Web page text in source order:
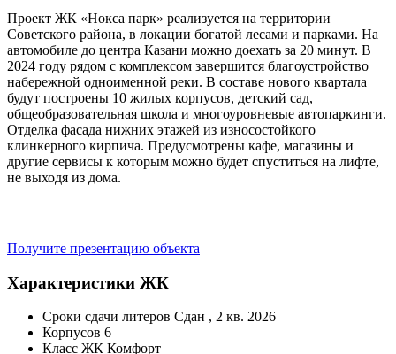
Проект ЖК «Нокса парк» реализуется на территории
Советского района, в локации богатой лесами и парками. На
автомобиле до центра Казани можно доехать за 20 минут. В
2024 году рядом с комплексом завершится благоустройство
набережной одноименной реки. В составе нового квартала
будут построены 10 жилых корпусов, детский сад,
общеобразовательная школа и многоуровневые автопаркинги.
Отделка фасада нижних этажей из износостойкого
клинкерного кирпича. Предусмотрены кафе, магазины и
другие сервисы к которым можно будет спуститься на лифте,
не выходя из дома.
Получите презентацию объекта
Характеристики ЖК
Сроки сдачи литеров Сдан , 2 кв. 2026
Корпусов 6
Класс ЖК Комфорт